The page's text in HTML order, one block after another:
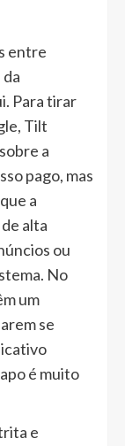
entre
Para tirar
Tilt
a
pago, mas
a
alta
ou
No
um
se
é muito
e